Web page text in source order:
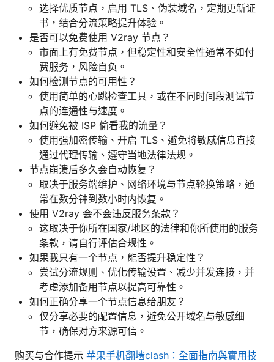
选择优质节点，启用 TLS、伪装域名，定期更新证
书，结合分流策略提升体验。
是否可以免费使用 V2ray 节点？
市面上有免费节点，但稳定性和安全性通常不如付
费服务，风险自负。
如何检测节点的可用性？
使用简单的心跳检查工具，或在不同时间段测试节
点的连通性与速度。
如何避免被 ISP 偷看我的流量？
使用强加密传输、开启 TLS、避免将敏感信息直接
通过代理传输、遵守当地法律法规。
节点崩溃后多久会自动恢复？
取决于服务端维护、网络环境与节点轮换策略，通
常在数分钟到数小时内恢复。
使用 V2ray 会不会违反服务条款？
这取决于你所在国家/地区的法律和你所使用的服务
条款，请自行评估合规性。
如果我只有一个节点，能否提升稳定性？
尝试分流规则、优化传输设置、减少并发连接，并
考虑添加备用节点以提高可靠性。
如何正确分享一个节点信息给朋友？
仅分享必要的配置信息，避免公开域名与敏感细
节，确保对方来源可信。
购买与合作提示 苹果手机翻墙clash：全面指南與實用技